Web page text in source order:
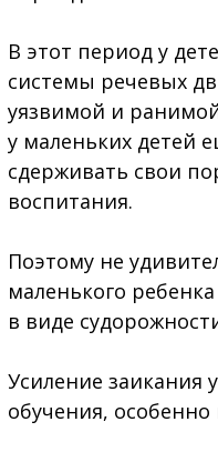
В этот период у
системы речевых
уязвимой и
у маленьких детей
сдерживать свои
воспитания.
Поэтому не
маленького
в виде
Усиление заикания
обучения,